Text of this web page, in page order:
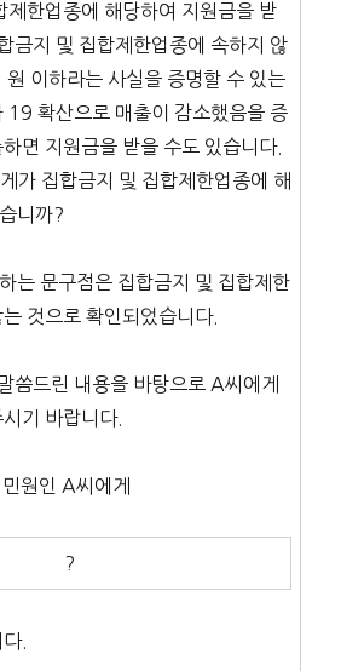
제한업종에 해당하여 지원금을 받
금지 및 집합제한업종에 속하지 않
원 이하라는 사실을 증명할 수 있는
19 확산으로 매출이 감소했음을 증
면 지원금을 받을 수도 있습니다.
가 집합금지 및 집합제한업종에 해
니까?
는 문구점은 집합금지 및 집합제한
것으로 확인되었습니다.
씀드린 내용을 바탕으로 A씨에게
기 바랍니다.
원인 A씨에게
?
.